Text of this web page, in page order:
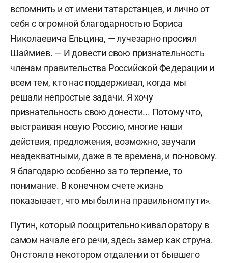
вспомнить и от имени татарстанцев, и лично от
себя с огромной благодарностью Бориса
Николаевича Ельцина, — лучезарно просиял
Шаймиев. — И довести свою признательность
членам правительства Российской Федерации и
всем тем, кто нас поддерживал, когда мы
решали непростые задачи. Я хочу
признательность свою донести... Потому что,
выстраивая новую Россию, многие наши
действия, предложения, возможно, звучали
неадекватными, даже в те времена, и по-новому.
Я благодарю особенно за то терпение, то
понимание. В конечном счете жизнь
показывает, что мы были на правильном пути».
Путин, который поощрительно кивал оратору в
самом начале его речи, здесь замер как струна.
Он стоял в некотором отдалении от бывшего